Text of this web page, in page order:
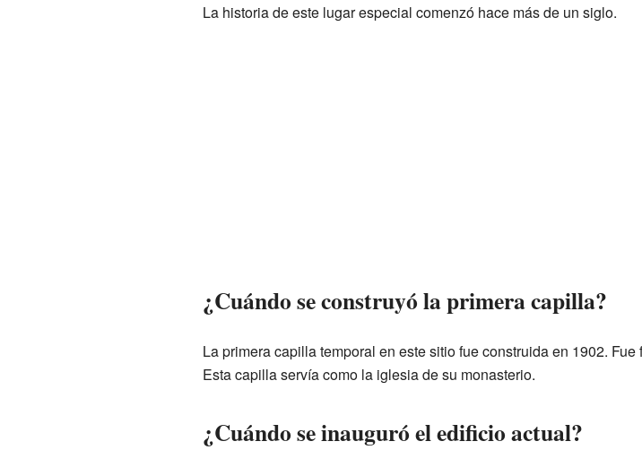
La historia de este lugar especial comenzó hace más de un siglo.
¿Cuándo se construyó la primera capilla?
La primera capilla temporal en este sitio fue construida en 1902.
Esta capilla servía como la iglesia de su monasterio.
¿Cuándo se inauguró el edificio actual?